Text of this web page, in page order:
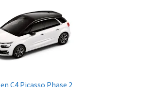
C4 Picasso Phase 2